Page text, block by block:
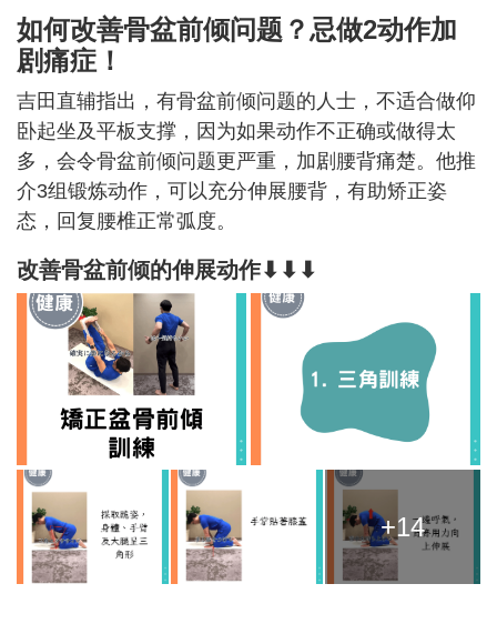
如何改善骨盆前倾问题？忌做2动作加
剧痛症！
吉田直辅指出，有骨盆前倾问题的人士，不适合做仰
卧起坐及平板支撑，因为如果动作不正确或做得太
多，会令骨盆前倾问题更严重，加剧腰背痛楚。他推
介3组锻炼动作，可以充分伸展腰背，有助矫正姿
态，回复腰椎正常弧度。
改善骨盆前倾的伸展动作⬇⬇⬇
+14